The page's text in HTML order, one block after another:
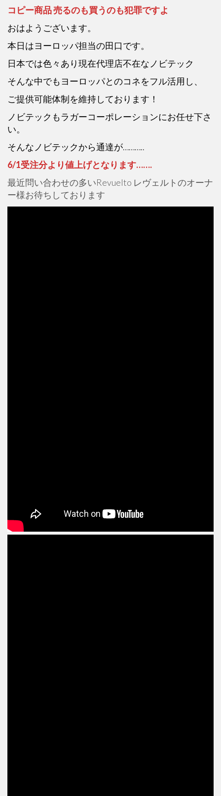
コピー商品 売るのも買うのも犯罪ですよ
おはようございます。
本日はヨーロッパ担当の田口です。
日本では色々あり現在代理店不在なノビテック
そんな中でもヨーロッパとのコネをフル活用し、
ご提供可能体制を維持しております！
ノビテックもラガーコーポレーションにお任せ下さ
い。
そんなノビテックから通達が………..
6/1受注分より値上げとなります…….
最近問い合わせの多いRevuelto レヴェルトのオーナ
ー様お待ちしております